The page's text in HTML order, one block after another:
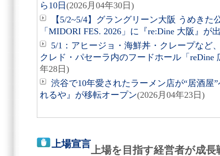
ら10日 (2026月04年30日)
【5/2~5/4】グラングリーン大阪 うめき
「MIDORI FES. 2026」に『re:Dine 大阪』が
5/1：アヒージョ・海鮮丼・クレープなど
クレド・パセーラ内のフードホール「reDine
年28日)
渋谷で10年愛されたラーメン店が“居酒屋
れるや』が移転オープン(2026月04年23日)
上場宣言
上場を目指す経営者が成